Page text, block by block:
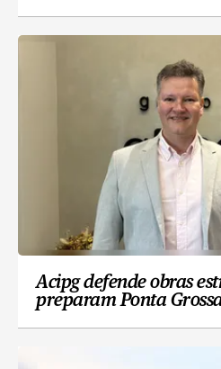
Acipg defende obras
preparam Ponta